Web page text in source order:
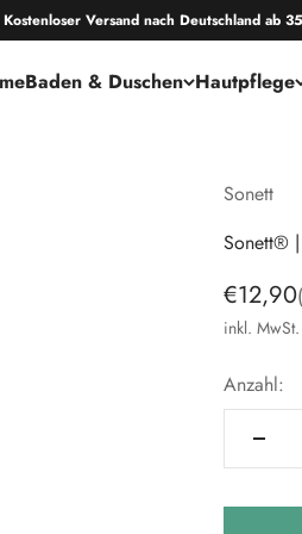
Kostenloser Versand nach Deutschland ab
Baden & Duschen Hautpflege
Sonett
Sonett®
€12,90
inkl. MwSt.
Anzahl: